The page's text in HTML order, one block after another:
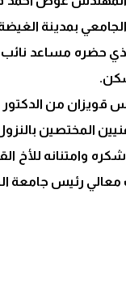
بمدينة
حضره مساعد
قويزان من الدكتور
المختصين
وامتنانه للأخ
معالي رئيس جامعة